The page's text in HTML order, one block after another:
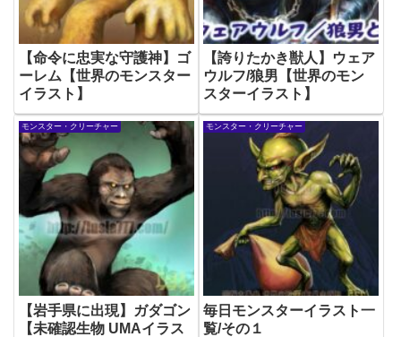
【命令に忠実な守護神】ゴ
ーレム【世界のモンスター
イラスト】
【誇りたかき獣人】ウェア
ウルフ/狼男【世界のモン
スターイラスト】
モンスター・クリーチャー
【岩手県に出現】ガダゴン
【未確認生物 UMAイラス
モンスター・クリーチャー
毎日モンスターイラスト一
覧/その１